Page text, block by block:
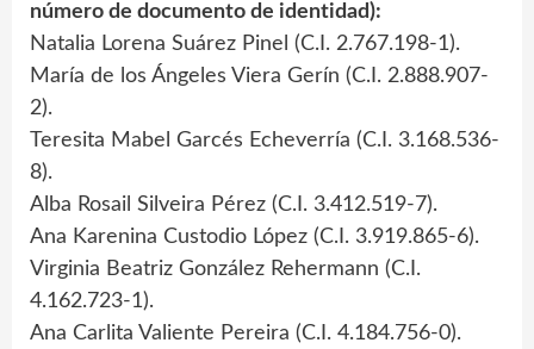
número de documento de identidad):
Natalia Lorena Suárez Pinel (C.I. 2.767.198-1).
María de los Ángeles Viera Gerín (C.I. 2.888.907-
2).
Teresita Mabel Garcés Echeverría (C.I. 3.168.536-
8).
Alba Rosail Silveira Pérez (C.I. 3.412.519-7).
Ana Karenina Custodio López (C.I. 3.919.865-6).
Virginia Beatriz González Rehermann (C.I.
4.162.723-1).
Ana Carlita Valiente Pereira (C.I. 4.184.756-0).